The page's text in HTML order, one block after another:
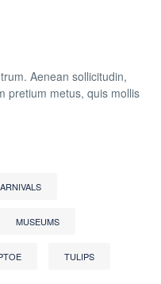
Aenean sollicitudin,
pretium metus, quis mollis
MUSEUMS
TULIPS